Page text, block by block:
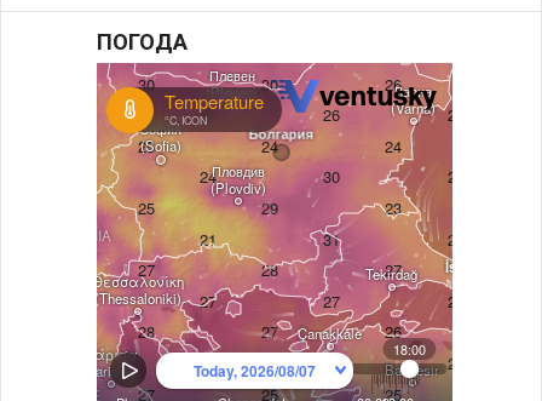
ПОГОДА